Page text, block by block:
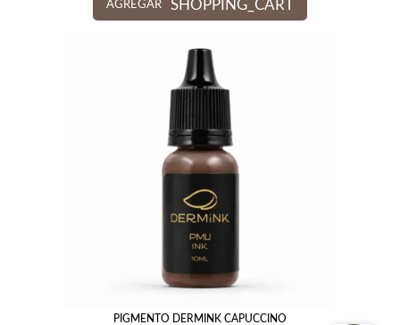
AGREGAR SHOPPING_CART
PIGMENTO DERMINK CAPUCCINO